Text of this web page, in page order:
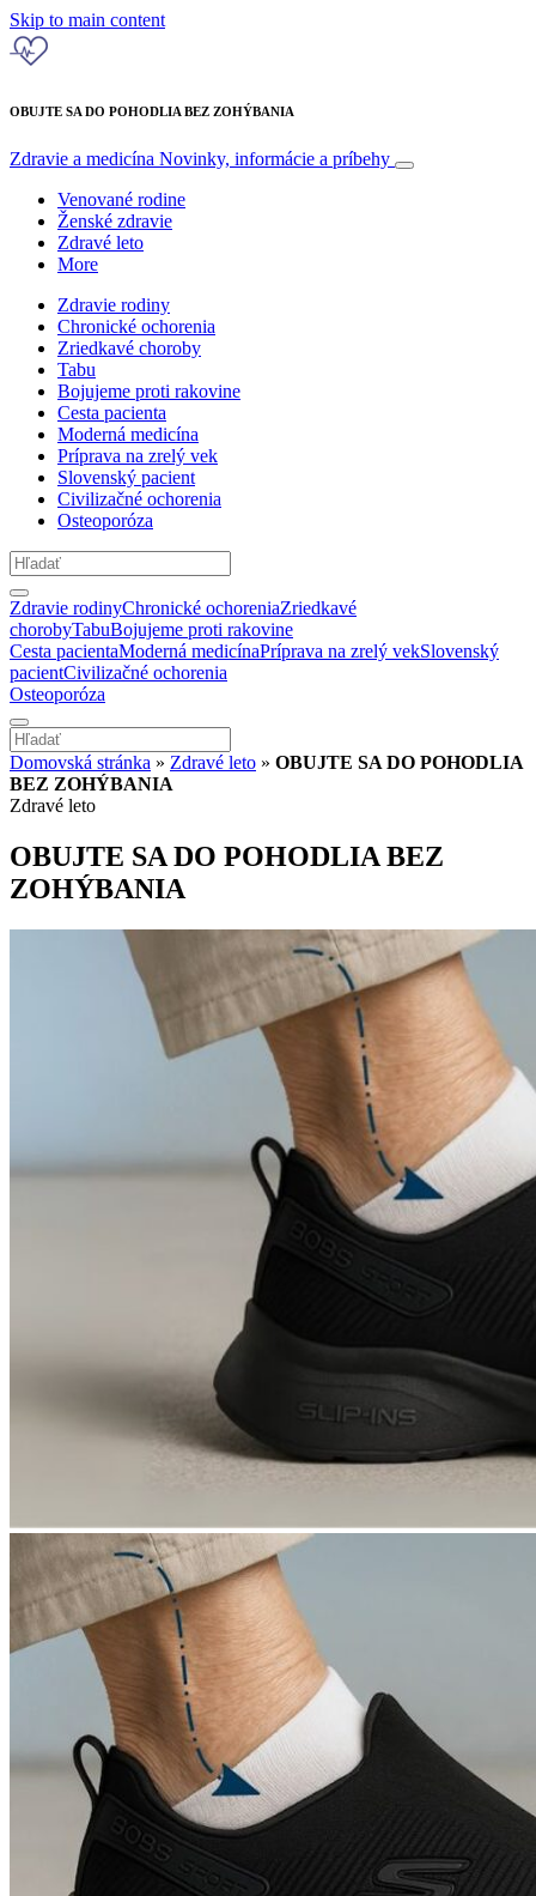
Skip to main content
OBUJTE SA DO POHODLIA BEZ ZOHÝBANIA
Zdravie a medicína Novinky, informácie a príbehy
Venované rodine
Ženské zdravie
Zdravé leto
More
Zdravie rodiny
Chronické ochorenia
Zriedkavé choroby
Tabu
Bojujeme proti rakovine
Cesta pacienta
Moderná medicína
Príprava na zrelý vek
Slovenský pacient
Civilizačné ochorenia
Osteoporóza
Zdravie rodinyChronické ochoreniaZriedkavé
chorobyTabuBojujeme proti rakovine
Cesta pacientaModerná medicínaPríprava na zrelý vekSlovenský
pacientCivilizačné ochorenia
Osteoporóza
Domovská stránka » Zdravé leto » OBUJTE SA DO POHODLIA
BEZ ZOHÝBANIA
Zdravé leto
OBUJTE SA DO POHODLIA BEZ
ZOHÝBANIA